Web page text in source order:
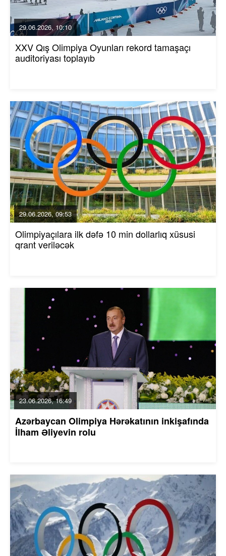
29.06.2026, 10:10
XXV Qış Olimpiya Oyunları rekord tamaşaçı
auditoriyası toplayıb
29.06.2026, 09:53
Olimpiyaçılara ilk dəfə 10 min dollarlıq xüsusi
qrant veriləcək
23.06.2026, 16:49
Azərbaycan Olimpiya Hərəkatının inkişafında
İlham Əliyevin rolu